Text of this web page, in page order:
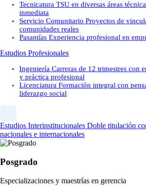
Tecnicatura TSU en diversas áreas
inmediata
Servicio Comunitario Proyectos de
comunidades reales
Pasantías Experiencia profesional en
Estudios Profesionales
Ingeniería Carreras de 12 trimestres con
y práctica profesional
Licenciatura Formación integral con
liderazgo social
Estudios Interinstitucionales Doble titulación
nacionales e internacionales
Posgrado
Especializaciones y maestrías en gerencia